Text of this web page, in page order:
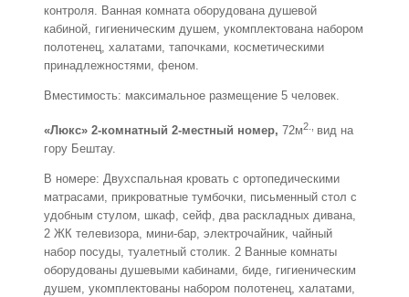
контроля. Ванная комната оборудована душевой
кабиной, гигиеническим душем, укомплектована набором
полотенец, халатами, тапочками, косметическими
принадлежностями, феном.
Вместимость: максимальное размещение 5 человек.
«Люкс» 2-комнатный 2-местный номер, 72м2., вид на
гору Бештау.
В номере: Двухспальная кровать с ортопедическими
матрасами, прикроватные тумбочки, письменный стол с
удобным стулом, шкаф, сейф, два раскладных дивана,
2 ЖК телевизора, мини-бар, электрочайник, чайный
набор посуды, туалетный столик. 2 Ванные комнаты
оборудованы душевыми кабинами, биде, гигиеническим
душем, укомплектованы набором полотенец, халатами,